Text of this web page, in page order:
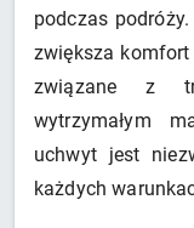
podczas
zwiększa
związane z
wytrzymałym
uchwyt jest
każdych